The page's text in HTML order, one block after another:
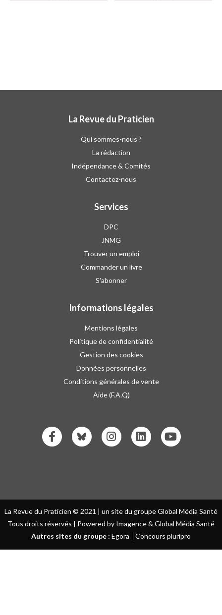
La Revue du Praticien
Qui sommes-nous ?
La rédaction
Indépendance & Comités
Contactez-nous
Services
DPC
JNMG
Trouver un emploi
Commander un livre
S'abonner
Informations légales
Mentions légales
Politique de confidentialité
Gestion des cookies
Données personnelles
Conditions générales de vente
Aide (F.A.Q)
La Revue du Praticien © 2021 | un site du groupe Global Média Santé
Tous droits réservés | Powered by Imagence & Global Média Santé
Autres sites du groupe : Egora Concours pluripro